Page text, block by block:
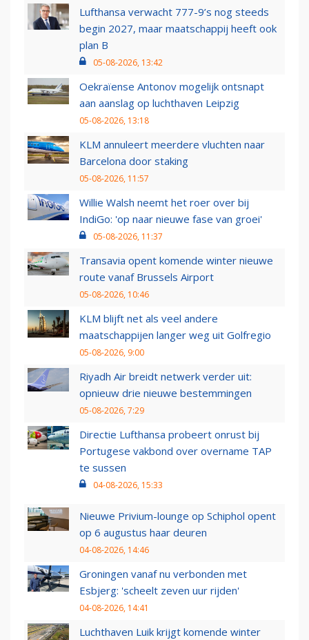
Lufthansa verwacht 777-9’s nog steeds
begin 2027, maar maatschappij heeft ook
plan B
05-08-2026, 13:42
Oekraïense Antonov mogelijk ontsnapt
aan aanslag op luchthaven Leipzig
05-08-2026, 13:18
KLM annuleert meerdere vluchten naar
Barcelona door staking
05-08-2026, 11:57
Willie Walsh neemt het roer over bij
IndiGo: 'op naar nieuwe fase van groei'
05-08-2026, 11:37
Transavia opent komende winter nieuwe
route vanaf Brussels Airport
05-08-2026, 10:46
KLM blijft net als veel andere
maatschappijen langer weg uit Golfregio
05-08-2026, 9:00
Riyadh Air breidt netwerk verder uit:
opnieuw drie nieuwe bestemmingen
05-08-2026, 7:29
Directie Lufthansa probeert onrust bij
Portugese vakbond over overname TAP
te sussen
04-08-2026, 15:33
Nieuwe Privium-lounge op Schiphol opent
op 6 augustus haar deuren
04-08-2026, 14:46
Groningen vanaf nu verbonden met
Esbjerg: 'scheelt zeven uur rijden'
04-08-2026, 14:41
Luchthaven Luik krijgt komende winter